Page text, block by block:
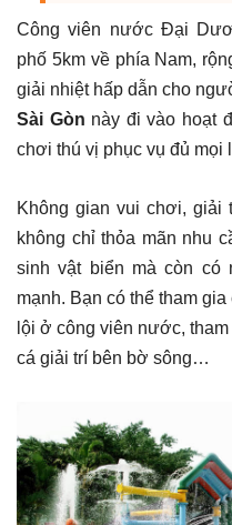
Công viên nước Đại
phố 5km về phía Nam,
giải nhiệt hấp dẫn cho
Sài Gòn này đi vào hoạt
chơi thú vị phục vụ đủ mọi
Không gian vui chơi, giải
không chỉ thỏa mãn nhu
sinh vật biển mà còn có
mạnh. Bạn có thể tham
lội ở công viên nước,
cá giải trí bên bờ sông…